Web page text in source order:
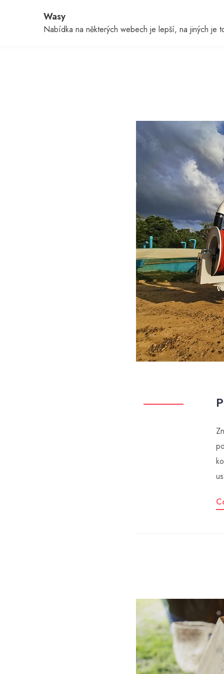
Wasy
Nabídka na některých webech je lepší, na jiných je